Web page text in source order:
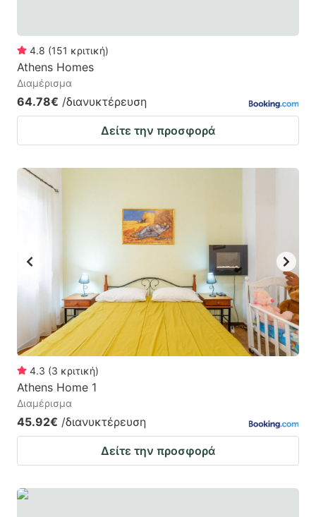
4.8 (151 κριτική)
Athens Homes
Διαμέρισμα
64.78€ /διανυκτέρευση
Δείτε την προσφορά
4.3 (3 κριτική)
Athens Home 1
Διαμέρισμα
45.92€ /διανυκτέρευση
Δείτε την προσφορά